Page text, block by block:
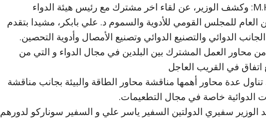
[4:56 م، 2024/9/3] M.H: وكشف الوزير، عن لقاء اخر مشترك مع رئيس هيئة الدواء
العام للمجلس القومي للأدوية والسموم د. علي بابكر، مشيدا بتقدم
الدوائي والتصنيع الدوائي وتصنيع الأمصال وأدوية التحصين.
محاور العمل المشترك بين البلدين في مجال الدواء و التي من
اتفاق في القريب العاجل
عدة محاور أهمها مناقشة محاور الطاقة والبيئة بجانب مناقشة
الدوائية خاصة في مجال التطعيمات.
الوزير سفيري الدولتين السفير ياسر علي و السفير سوناركو لدورهم